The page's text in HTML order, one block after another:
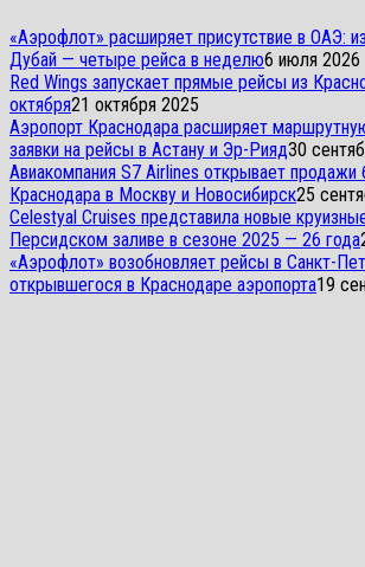
«Аэрофлот» расширяет присутствие в ОАЭ:
Дубай — четыре рейса в неделю6 июля 2026
Red Wings запускает прямые рейсы из
октября21 октября 2025
Аэропорт Краснодара расширяет
заявки на рейсы в Астану и Эр-Рияд30
Авиакомпания S7 Airlines открывает продажи
Краснодара в Москву и Новосибирск25
Celestyal Cruises представила новые
Персидском заливе в сезоне 2025 — 26 года
«Аэрофлот» возобновляет рейсы в Санкт-
открывшегося в Краснодаре аэропорта19